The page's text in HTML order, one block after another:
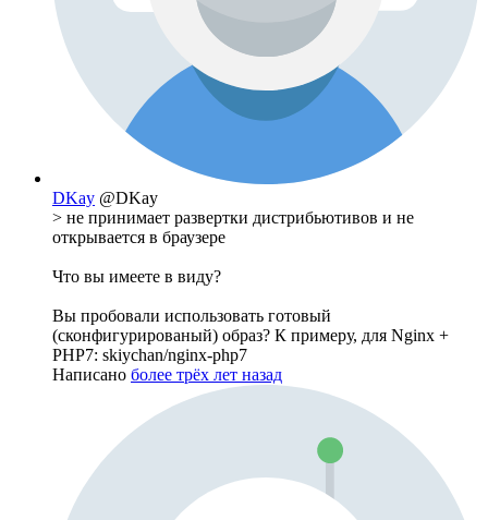
DKay @DKay
> не принимает развертки дистрибьютивов и не
открывается в браузере
Что вы имеете в виду?
Вы пробовали использовать готовый
(сконфигурированый) образ? К примеру, для Nginx +
PHP7: skiychan/nginx-php7
Написано более трёх лет назад